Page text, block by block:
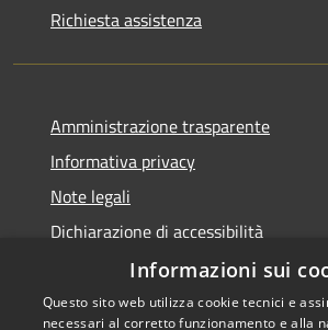
Richiesta assistenza
Amministrazione trasparente
Informativa privacy
Note legali
Dichiarazione di accessibilità
Informazioni sui
Questo sito web utilizza cookie tecnici e
necessari al corretto funzionamento e alla